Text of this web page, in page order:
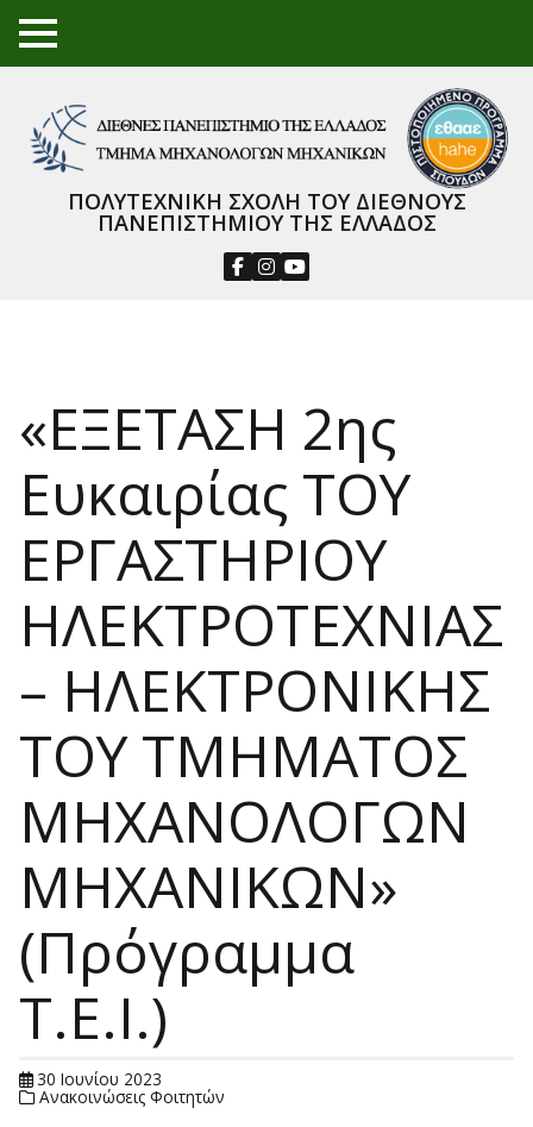
TO
GGL
NU
ΠΟΛΥΤΕΧΝΙΚΗ ΣΧΟΛΗ ΤΟΥ ΔΙΕΘΝΟΥΣ
ΠΑΝΕΠΙΣΤΗΜΙΟΥ ΤΗΣ ΕΛΛΑΔΟΣ
«ΕΞΕΤΑΣΗ 2ης
Ευκαιρίας ΤΟΥ
ΕΡΓΑΣΤΗΡΙΟΥ
ΗΛΕΚΤΡΟΤΕΧΝΙΑΣ
– ΗΛΕΚΤΡΟΝΙΚΗΣ
ΤΟΥ ΤΜΗΜΑΤΟΣ
ΜΗΧΑΝΟΛΟΓΩΝ
ΜΗΧΑΝΙΚΩΝ»
(Πρόγραμμα
Τ.Ε.Ι.)
30 Ιουνίου 2023
Ανακοινώσεις Φοιτητών